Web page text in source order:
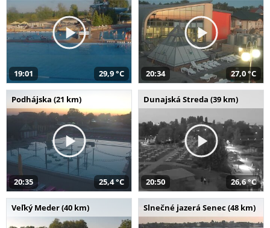
19:01 29,9 °C 20:34 27,0 °C
Podhájska (21 km)
20:35 25,4 °C
Dunajská Streda (39 km)
20:50 26,6 °C
Veľký Meder (40 km) Slnečné jazerá Senec (48 km)